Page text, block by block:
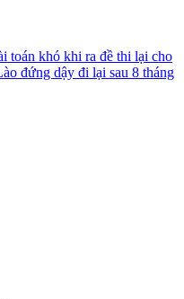
toán khó khi ra đề thi lại cho
đứng dậy đi lại sau 8 tháng